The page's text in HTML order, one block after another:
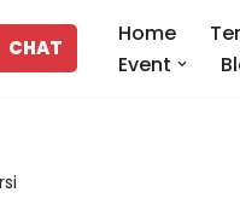
CHAT
Home
Event